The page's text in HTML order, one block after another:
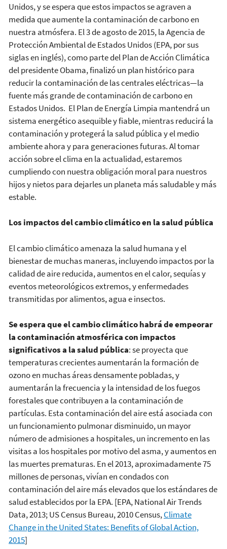
Unidos, y se espera que estos impactos se agraven a
medida que aumente la contaminación de carbono en
nuestra atmósfera. El 3 de agosto de 2015, la Agencia de
Protección Ambiental de Estados Unidos (EPA, por sus
siglas en inglés), como parte del Plan de Acción Climática
del presidente Obama, finalizó un plan histórico para
reducir la contaminación de las centrales eléctricas—la
fuente más grande de contaminación de carbono en
Estados Unidos. El Plan de Energía Limpia mantendrá un
sistema energético asequible y fiable, mientras reducirá la
contaminación y protegerá la salud pública y el medio
ambiente ahora y para generaciones futuras. Al tomar
acción sobre el clima en la actualidad, estaremos
cumpliendo con nuestra obligación moral para nuestros
hijos y nietos para dejarles un planeta más saludable y más
estable.
Los impactos del cambio climático en la salud pública
El cambio climático amenaza la salud humana y el
bienestar de muchas maneras, incluyendo impactos por la
calidad de aire reducida, aumentos en el calor, sequías y
eventos meteorológicos extremos, y enfermedades
transmitidas por alimentos, agua e insectos.
Se espera que el cambio climático habrá de empeorar
la contaminación atmosférica con impactos
significativos a la salud pública: se proyecta que
temperaturas crecientes aumentarán la formación de
ozono en muchas áreas densamente pobladas, y
aumentarán la frecuencia y la intensidad de los fuegos
forestales que contribuyen a la contaminación de
partículas. Esta contaminación del aire está asociada con
un funcionamiento pulmonar disminuido, un mayor
número de admisiones a hospitales, un incremento en las
visitas a los hospitales por motivo del asma, y aumentos en
las muertes prematuras. En el 2013, aproximadamente 75
millones de personas, vivían en condados con
contaminación del aire más elevados que los estándares de
salud establecidos por la EPA. [EPA, National Air Trends
Data, 2013; US Census Bureau, 2010 Census,Climate
Change in the United States: Benefits of Global Action,
2015]